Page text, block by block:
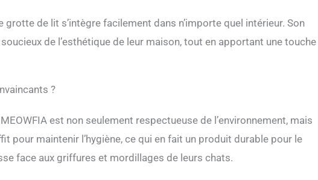
de lit s’intègre facilement dans n’importe quel intérieur. Son
de l’esthétique de leur maison, tout en apportant une touche
?
est non seulement respectueuse de l’environnement, mais
pour maintenir l’hygiène, ce qui en fait un produit durable pour le
face aux griffures et mordillages de leurs chats.